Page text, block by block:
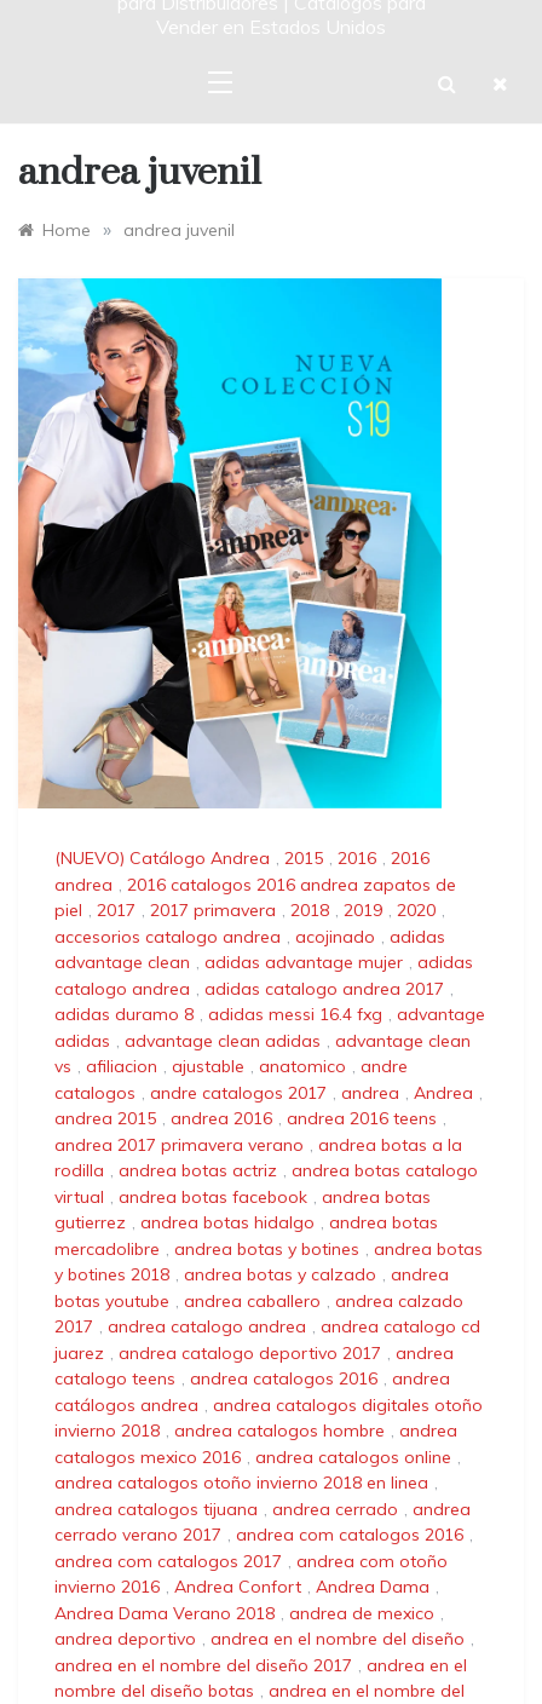
Vender en Estados Unidos
andrea juvenil
Home » andrea juvenil
(NUEVO) Catálogo Andrea , 2015 , 2016 , 2016
andrea , 2016 catalogos 2016 andrea zapatos de
piel , 2017 , 2017 primavera , 2018 , 2019 , 2020 ,
accesorios catalogo andrea , acojinado , adidas
advantage clean , adidas advantage mujer , adidas
catalogo andrea , adidas catalogo andrea 2017 ,
adidas duramo 8 , adidas messi 16.4 fxg , advantage
adidas , advantage clean adidas , advantage clean
vs , afiliacion , ajustable , anatomico , andre
catalogos , andre catalogos 2017 , andrea , Andrea ,
andrea 2015 , andrea 2016 , andrea 2016 teens ,
andrea 2017 primavera verano , andrea botas a la
rodilla , andrea botas actriz , andrea botas catalogo
virtual , andrea botas facebook , andrea botas
gutierrez , andrea botas hidalgo , andrea botas
mercadolibre , andrea botas y botines , andrea botas
y botines 2018 , andrea botas y calzado , andrea
botas youtube , andrea caballero , andrea calzado
2017 , andrea catalogo andrea , andrea catalogo cd
juarez , andrea catalogo deportivo 2017 , andrea
catalogo teens , andrea catalogos 2016 , andrea
catálogos andrea , andrea catalogos digitales otoño
invierno 2018 , andrea catalogos hombre , andrea
catalogos mexico 2016 , andrea catalogos online ,
andrea catalogos otoño invierno 2018 en linea ,
andrea catalogos tijuana
andrea cerrado
andrea
cerrado verano 2017 , andrea com catalogos 2016 ,
andrea com catalogos 2017
andrea com otoño
invierno 2016 , Andrea Confort , Andrea Dama ,
Andrea Dama Verano 2018
andrea de mexico
andrea deportivo , andrea en el nombre del diseño ,
andrea en el nombre del diseño 2017
andrea en el
nombre del diseño botas , andrea en el nombre del